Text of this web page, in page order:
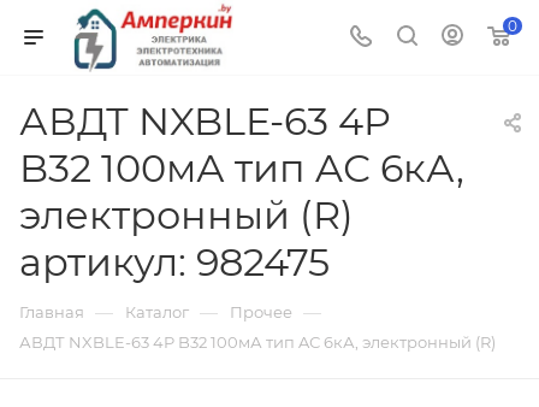
0
АВДТ NXBLE-63 4P
B32 100мА тип AС 6кА,
электронный (R)
артикул: 982475
Главная — Каталог — Прочее —
АВДТ NXBLE-63 4P B32 100мА тип AС 6кА, электронный (R)